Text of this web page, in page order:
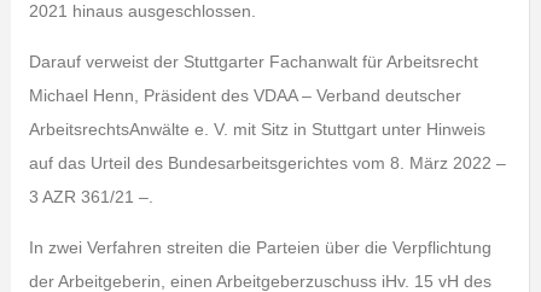
2021 hinaus ausgeschlossen.
Darauf verweist der Stuttgarter Fachanwalt für Arbeitsrecht
Michael Henn, Präsident des VDAA – Verband deutscher
ArbeitsrechtsAnwälte e. V. mit Sitz in Stuttgart unter Hinweis
auf das Urteil des Bundesarbeitsgerichtes vom 8. März 2022 –
3 AZR 361/21 –.
In zwei Verfahren streiten die Parteien über die Verpflichtung
der Arbeitgeberin, einen Arbeitgeberzuschuss iHv. 15 vH des